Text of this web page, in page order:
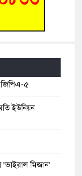
জিপিএ-৫
ইউনিয়ন
মিজান’